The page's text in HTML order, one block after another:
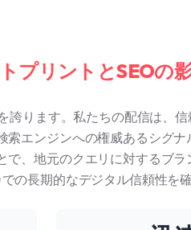
プリントとSEOの
誇ります。私たちの配信は、
エンジンへの権威あるシグ
で、地元のクエリに対するブ
の長期的なデジタル信頼性を確